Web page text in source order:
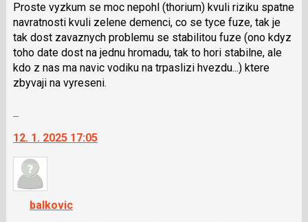
pro
následující
a
P
pro
předchozí
Proste vyzkum se moc nepohl (thorium) kvuli riziku spatne
navratnosti kvuli zelene demenci, co se tyce fuze, tak je
tak dost zavaznych problemu se stabilitou fuze (ono kdyz
toho date dost na jednu hromadu, tak to hori stabilne, ale
kdo z nas ma navic vodiku na trpaslizi hvezdu...) ktere
zbyvaji na vyreseni.
další
nový
názor.
navigaci
lze
12. 1. 2025 17:05
balkovic